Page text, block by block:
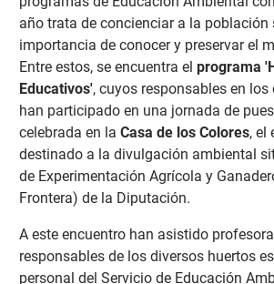
año trata de concienciar a la población
importancia de conocer y preservar el
Entre estos, se encuentra el programa
Educativos', cuyos responsables en los
han participado en una jornada de
celebrada en la Casa de los Colores, el
destinado a la divulgación ambiental
de Experimentación Agrícola y
Frontera) de la Diputación.
A este encuentro han asistido
responsables de los diversos huertos
personal del Servicio de Educación